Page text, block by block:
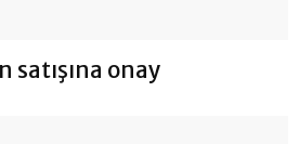
satışına onay